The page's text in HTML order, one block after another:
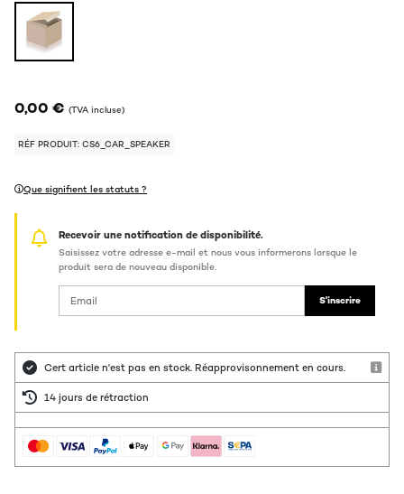
0,00 € (TVA incluse)
RÉF PRODUIT: CS6_CAR_SPEAKER
Que signifient les statuts ?
Recevoir une notification de disponibilité.
Saisissez votre adresse e-mail et nous vous informerons lorsque le
produit sera de nouveau disponible.
S'inscrire
Cert article n'est pas en stock. Réapprovisonnement en cours.
14 jours de rétraction